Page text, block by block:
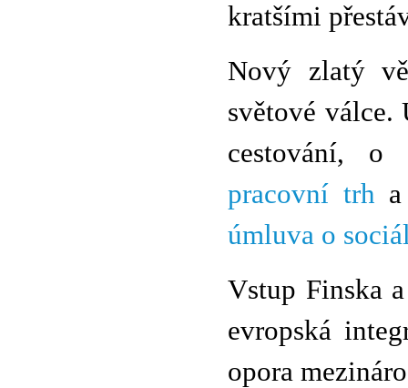
kratšími
Nový zlatý
světové válce.
cestování,
pracovní trh
úmluva o
Vstup Finska
evropská
opora